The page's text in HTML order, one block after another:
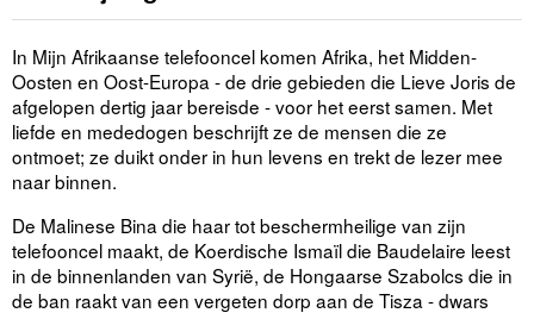
In Mijn Afrikaanse telefooncel komen Afrika, het Midden-
Oosten en Oost-Europa - de drie gebieden die Lieve Joris de
afgelopen dertig jaar bereisde - voor het eerst samen. Met
liefde en mededogen beschrijft ze de mensen die ze
ontmoet; ze duikt onder in hun levens en trekt de lezer mee
naar binnen.
De Malinese Bina die haar tot beschermheilige van zijn
telefooncel maakt, de Koerdische Ismaïl die Baudelaire leest
in de binnenlanden van Syrië, de Hongaarse Szabolcs die in
de ban raakt van een vergeten dorp aan de Tisza - dwars